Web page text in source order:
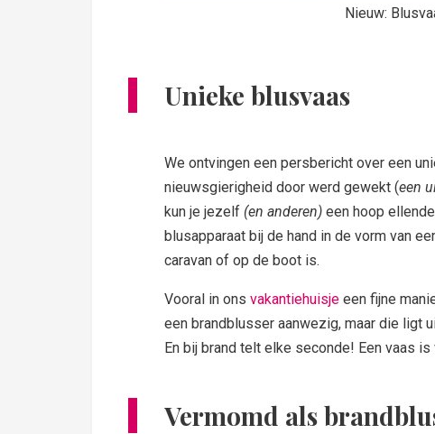
Nieuw:
Unieke blusvaas
We ontvingen een persbericht over een
nieuwsgierigheid door werd gewekt (een
kun je jezelf (en anderen) een hoop
blusapparaat bij de hand in de vorm van
caravan of op de boot is.
Vooral in ons vakantiehuisje een fijne
een brandblusser aanwezig, maar die ligt
En bij brand telt elke seconde! Een vaas
Vermomd als